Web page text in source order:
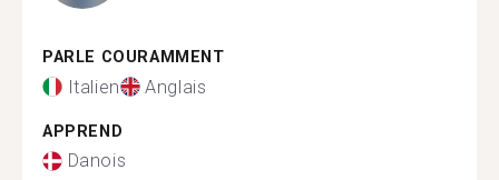
PARLE COURAMMENT
Italien Anglais
APPREND
Danois